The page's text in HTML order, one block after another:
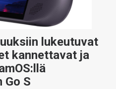
lukeutuvat
kannettavat ja
S